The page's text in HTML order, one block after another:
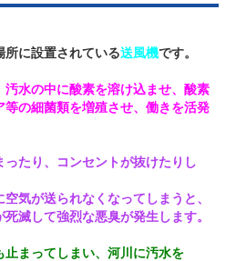
所に設置されている送風機です。
水の中に酸素を溶け込ませ、酸素
等の細菌類を増殖させ、働きを活発
ったり、コンセントが抜けたりし
気が送られなくなってしまうと、
滅して強烈な悪臭が発生します。
止まってしまい、河川に汚水を